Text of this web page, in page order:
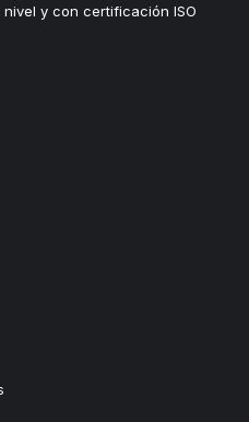
y con certificación ISO